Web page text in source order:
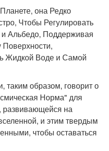
она Редко
Чтобы Регулировать
Альбедо, Поддерживая
Жидкой Воде и Самой
таким образом, говорит о
Норма" для
развивающейся на
и этим твердым
чтобы оставаться